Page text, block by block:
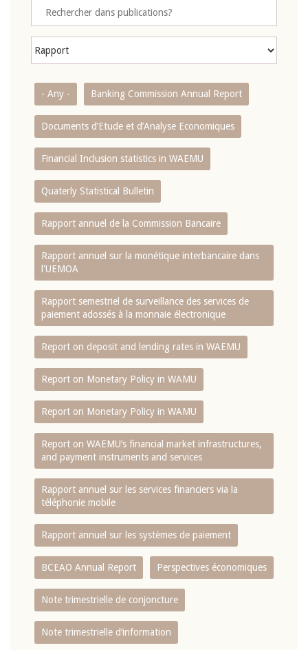
- Any - Banking Commission Annual Report
Documents d’Etude et d’Analyse Economiques
Financial Inclusion statistics in WAEMU
Quaterly Statistical Bulletin
Rapport annuel de la Commission Bancaire
Rapport annuel sur la monétique interbancaire dans
l'UEMOA
Rapport semestriel de surveillance des services de
paiement adossés à la monnaie électronique
Report on deposit and lending rates in WAEMU
Report on Monetary Policy in WAMU
Report on Monetary Policy in WAMU
Report on WAEMU’s financial market infrastructures,
and payment instruments and services
Rapport annuel sur les services financiers via la
téléphonie mobile
Rapport annuel sur les systèmes de paiement
BCEAO Annual Report Perspectives économiques
Note trimestrielle de conjoncture
Note trimestrielle d‘information